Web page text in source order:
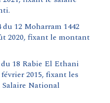
12 Moharram 1442
2020, fixant le montant
18 Rabie El Ethani
2015, fixant les
National